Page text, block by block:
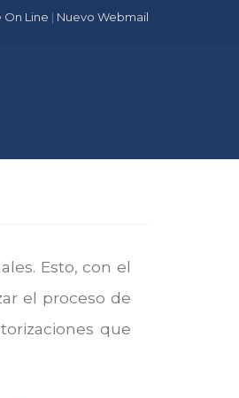
On Line | Nuevo Webmail
Esto, con el
el proceso de
que